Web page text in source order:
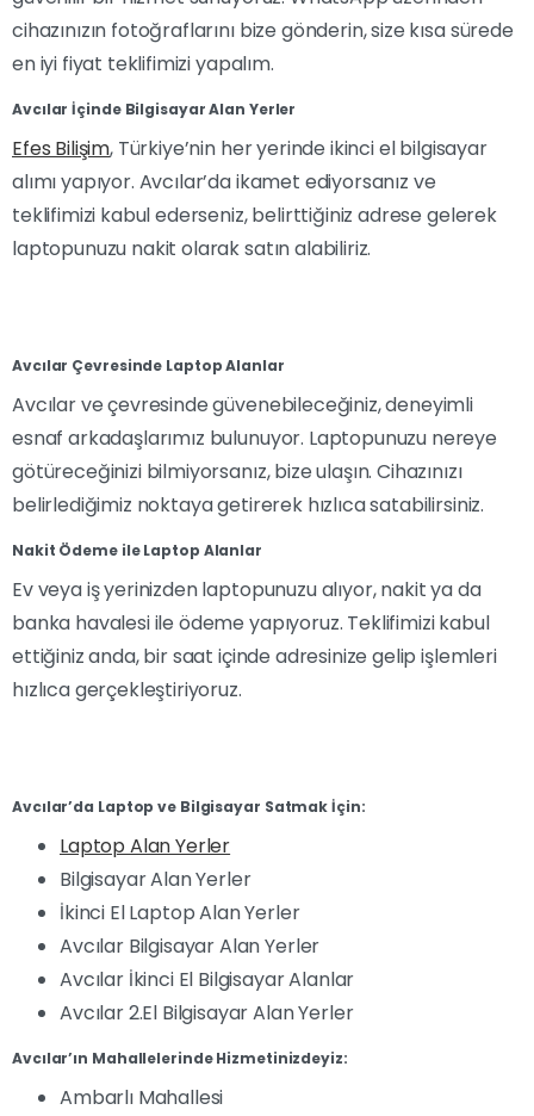
cihazınızın fotoğraflarını bize gönderin, size kısa sürede
en iyi fiyat teklifimizi yapalım.
Avcılar İçinde Bilgisayar Alan Yerler
Efes Bilişim, Türkiye’nin her yerinde ikinci el bilgisayar
alımı yapıyor. Avcılar’da ikamet ediyorsanız ve
teklifimizi kabul ederseniz, belirttiğiniz adrese gelerek
laptopunuzu nakit olarak satın alabiliriz.
Avcılar Çevresinde Laptop Alanlar
Avcılar ve çevresinde güvenebileceğiniz, deneyimli
esnaf arkadaşlarımız bulunuyor. Laptopunuzu nereye
götüreceğinizi bilmiyorsanız, bize ulaşın. Cihazınızı
belirlediğimiz noktaya getirerek hızlıca satabilirsiniz.
Nakit Ödeme ile Laptop Alanlar
Ev veya iş yerinizden laptopunuzu alıyor, nakit ya da
banka havalesi ile ödeme yapıyoruz. Teklifimizi kabul
ettiğiniz anda, bir saat içinde adresinize gelip işlemleri
hızlıca gerçekleştiriyoruz.
Avcılar’da Laptop ve Bilgisayar Satmak İçin:
Laptop Alan Yerler
Bilgisayar Alan Yerler
İkinci El Laptop Alan Yerler
Avcılar Bilgisayar Alan Yerler
Avcılar İkinci El Bilgisayar Alanlar
Avcılar 2.El Bilgisayar Alan Yerler
Avcılar’ın Mahallelerinde Hizmetinizdeyiz:
Ambarlı Mahallesi